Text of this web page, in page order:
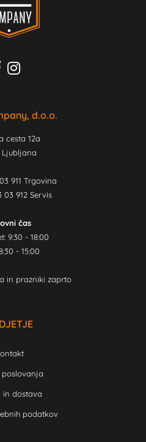
d.o.o.
cesta 12a
Ljubljana
911 Trgovina
03 912 Servis
čas
9:30 - 18:00
- 15:00
in prazniki zaprto
poslovanja
in dostava
podatkov